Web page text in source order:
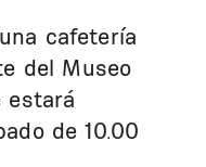
cafetería
del Museo
estará
de 10.00